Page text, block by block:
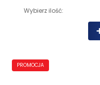
Wybierz ilość:
PROMOCJA